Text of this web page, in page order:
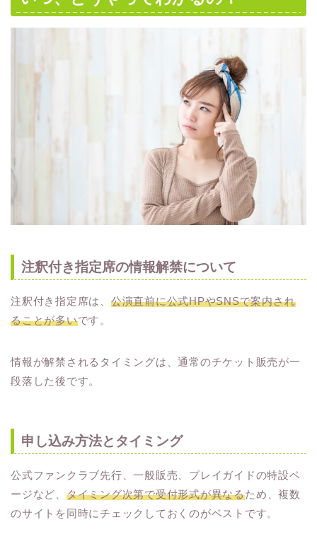
注釈付き指定席の情報解禁について
注釈付き指定席は、 公演直前に公式HPやSNSで案内され
ることが多いです。
情報が解禁されるタイミングは、通常のチケット販売が一
段落した後です。
申し込み方法とタイミング
公式ファンクラブ先行、一般販売、プレイガイドの特設ペ
ージなど、 タイミング次第で受付形式が異なるため、複数
のサイトを同時にチェックしておくのがベストです。